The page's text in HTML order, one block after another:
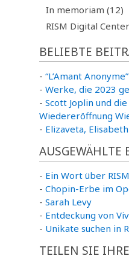
In memoriam (12)
RISM Digital
BELIEBTE
- “L’Amant
- Werke, die 2023
- Scott Joplin und
Wiedereröffnung
- Elizaveta,
AUSGEWÄHLTE
- Ein Wort über RISM
- Chopin-Erbe im
- Sarah Levy
- Entdeckung von
- Unikate suchen in
TEILEN SIE